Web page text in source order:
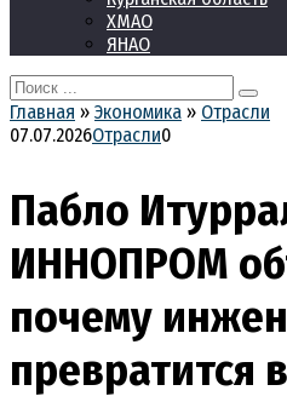
ХМАО
ЯНАО
Search
for:
Главная » Экономика » Отрасли
07.07.2026Отрасли0
Пабло
ИННОПРОМ
почему
превратится